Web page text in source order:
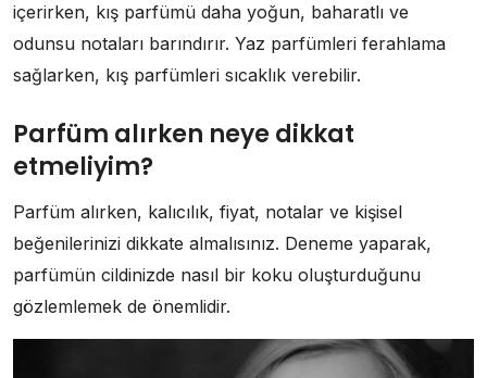
içerirken, kış parfümü daha yoğun, baharatlı ve
odunsu notaları barındırır. Yaz parfümleri ferahlama
sağlarken, kış parfümleri sıcaklık verebilir.
Parfüm alırken neye dikkat
etmeliyim?
Parfüm alırken, kalıcılık, fiyat, notalar ve kişisel
beğenilerinizi dikkate almalısınız. Deneme yaparak,
parfümün cildinizde nasıl bir koku oluşturduğunu
gözlemlemek de önemlidir.